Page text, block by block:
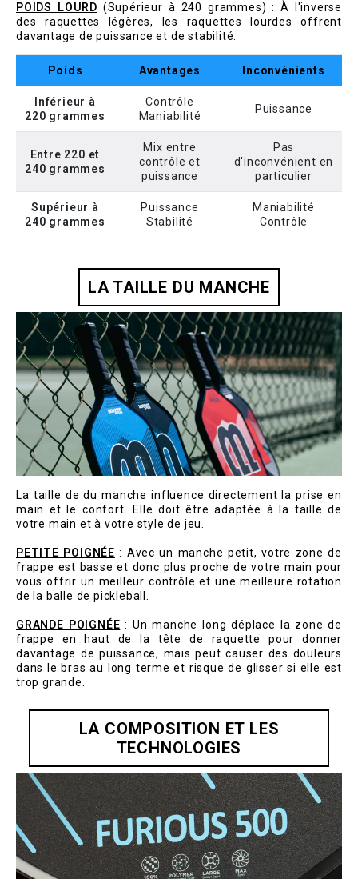
POIDS LOURD (Supérieur à 240 grammes) : À l'inverse
des raquettes légères, les raquettes lourdes offrent
davantage de puissance et de stabilité.
Poids Avantages Inconvénients
Inférieur à
220 grammes
Contrôle
Maniabilité
Puissance
Entre 220 et
240 grammes
Mix entre
contrôle et
puissance
Pas
d'inconvénient en
particulier
Supérieur à
240 grammes
Puissance
Stabilité
Maniabilité
Contrôle
LA TAILLE DU MANCHE
La taille de du manche influence directement la prise en
main et le confort. Elle doit être adaptée à la taille de
votre main et à votre style de jeu.
PETITE POIGNÉE : Avec un manche petit, votre zone de
frappe est basse et donc plus proche de votre main pour
vous offrir un meilleur contrôle et une meilleure rotation
de la balle de pickleball.
GRANDE POIGNÉE : Un manche long déplace la zone de
frappe en haut de la tête de raquette pour donner
davantage de puissance, mais peut causer des douleurs
dans le bras au long terme et risque de glisser si elle est
trop grande.
LA COMPOSITION ET LES
TECHNOLOGIES